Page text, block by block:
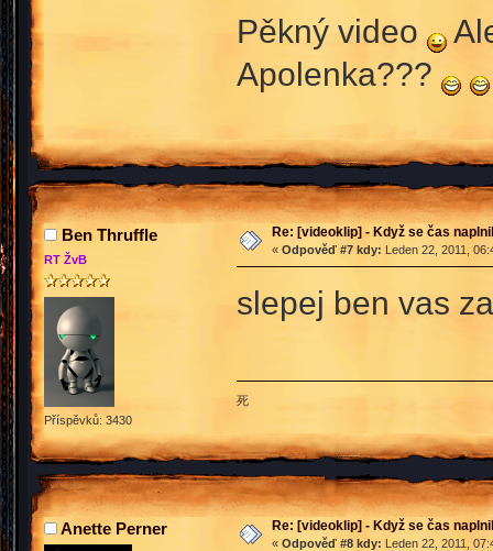
Pěkný video
Apolenka???
Ben Thruffle
RT ŽvB
Příspěvků: 3430
Re: [videoklip] - Když se čas
« Odpověď #7 kdy: Leden 22, 2011,
slepej ben vas
死
Anette Perner Re: [videoklip] - Když se čas
« Odpověď #8 kdy: Leden 22, 2011,